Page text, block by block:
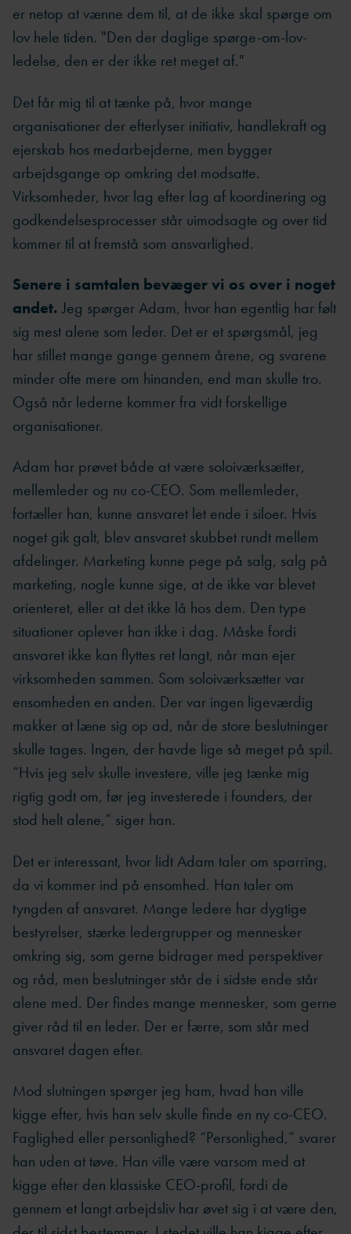
er netop at vænne dem til, at de ikke skal spørge om
lov hele tiden. "Den der daglige spørge-om-lov-
ledelse, den er der ikke ret meget af."
Det får mig til at tænke på, hvor mange
organisationer der efterlyser initiativ, handlekraft og
ejerskab hos medarbejderne, men bygger
arbejdsgange op omkring det modsatte.
Virksomheder, hvor lag efter lag af koordinering og
godkendelsesprocesser står uimodsagte og over tid
kommer til at fremstå som ansvarlighed.
Senere i samtalen bevæger vi os over i noget
andet.Jeg spørger Adam, hvor han egentlig har følt
sig mest alene som leder. Det er et spørgsmål, jeg
har stillet mange gange gennem årene, og svarene
minder ofte mere om hinanden, end man skulle tro.
Også når lederne kommer fra vidt forskellige
organisationer.
Adam har prøvet både at være soloiværksætter,
mellemleder og nu co-CEO. Som mellemleder,
fortæller han, kunne ansvaret let ende i siloer. Hvis
noget gik galt, blev ansvaret skubbet rundt mellem
afdelinger. Marketing kunne pege på salg, salg på
marketing, nogle kunne sige, at de ikke var blevet
orienteret, eller at det ikke lå hos dem. Den type
situationer oplever han ikke i dag. Måske fordi
ansvaret ikke kan flyttes ret langt, når man ejer
virksomheden sammen. Som soloiværksætter var
ensomheden en anden. Der var ingen ligeværdig
makker at læne sig op ad, når de store beslutninger
skulle tages. Ingen, der havde lige så meget på spil.
“Hvis jeg selv skulle investere, ville jeg tænke mig
rigtig godt om, før jeg investerede i founders, der
stod helt alene,” siger han.
Det er interessant, hvor lidt Adam taler om sparring,
da vi kommer ind på ensomhed. Han taler om
tyngden af ansvaret. Mange ledere har dygtige
bestyrelser, stærke ledergrupper og mennesker
omkring sig, som gerne bidrager med perspektiver
og råd, men beslutninger står de i sidste ende står
alene med. Der findes mange mennesker, som gerne
giver råd til en leder. Der er færre, som står med
ansvaret dagen efter.
Mod slutningen spørger jeg ham, hvad han ville
kigge efter, hvis han selv skulle finde en ny co-CEO.
Faglighed eller personlighed? “Personlighed,” svarer
han uden at tøve. Han ville være varsom med at
kigge efter den klassiske CEO-profil, fordi de
gennem et langt arbejdsliv har øvet sig i at være den,